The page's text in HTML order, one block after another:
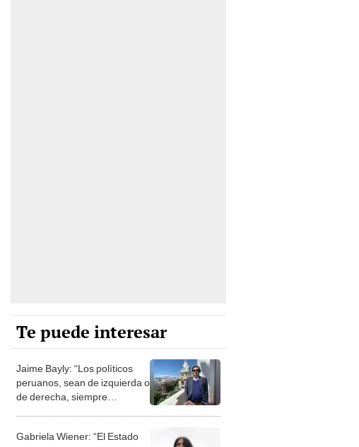
Te puede interesar
Jaime Bayly: “Los políticos
peruanos, sean de izquierda o
de derecha, siempre
Gabriela Wiener: “El Estado